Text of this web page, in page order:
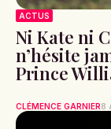
ACTUS
Ni Kate ni
n’hésite
Prince
CLÉMENCE GARNIER8